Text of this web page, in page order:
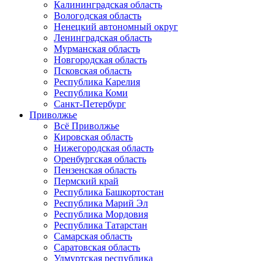
Калининградская область
Вологодская область
Ненецкий автономный округ
Ленинградская область
Мурманская область
Новгородская область
Псковская область
Республика Карелия
Республика Коми
Санкт-Петербург
Приволжье
Всё Приволжье
Кировская область
Нижегородская область
Оренбургская область
Пензенская область
Пермский край
Республика Башкортостан
Республика Марий Эл
Республика Мордовия
Республика Татарстан
Самарская область
Саратовская область
Удмуртская республика